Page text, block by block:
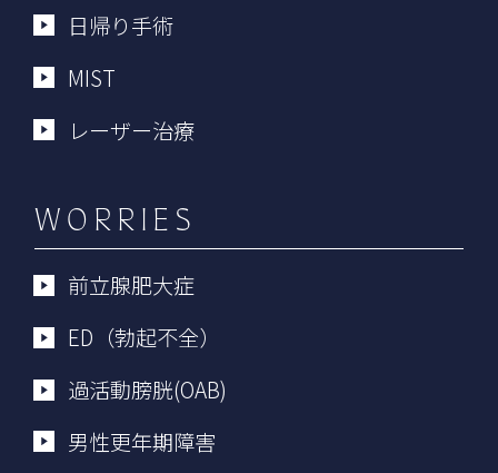
日帰り手術
MIST
レーザー治療
WORRIES
前立腺肥大症
ED（勃起不全）
過活動膀胱(OAB)
男性更年期障害